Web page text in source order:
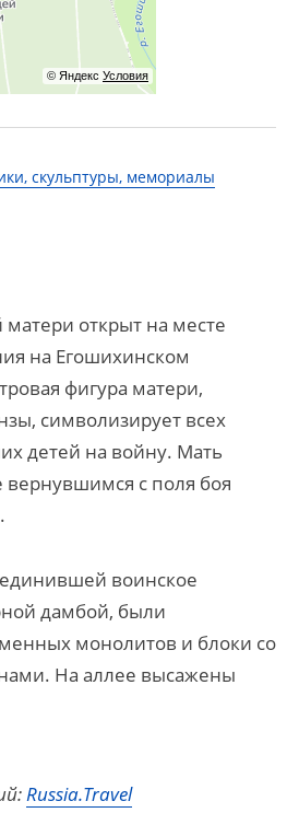
© Яндекс Условия
скульптуры, мемориалы
открыт на месте
на Егошихинском
фигура матери,
символизирует всех
детей на войну. Мать
вернувшимся с поля боя
воинское
дамбой, были
монолитов и блоки со
На аллее высажены
Russia.Travel